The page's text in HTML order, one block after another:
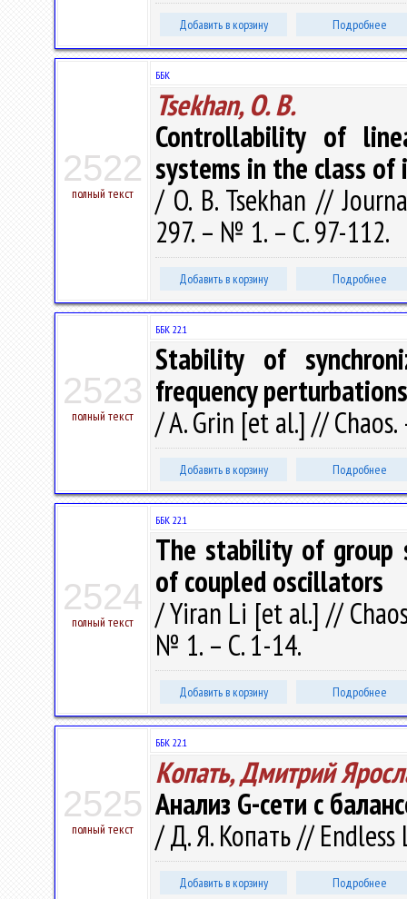
Добавить в корзину Подробнее
2522
полный текст
ББК
Tsekhan, O. B.
Controllability of
systems in the class
/ O. B. Tsekhan //
297. – № 1. – С. 97-112.
Добавить в корзину Подробнее
2523
полный текст
ББК 22.1
Stability of
frequency perturbations
/ A. Grin [et al.] //
Добавить в корзину Подробнее
2524
полный текст
ББК 22.1
The stability of group
of coupled oscillators
/ Yiran Li [et al.] //
№ 1. – С. 1-14.
Добавить в корзину Подробнее
2525
полный текст
ББК 22.1
Копать, Дмитрий
Анализ G-сети с
/ Д. Я. Копать //
Добавить в корзину Подробнее